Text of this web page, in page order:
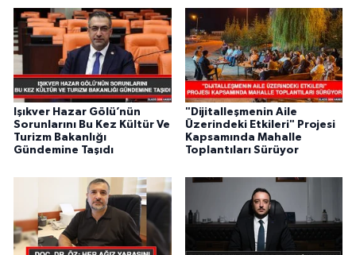
Işıkver Hazar Gölü’nün
Sorunlarını Bu Kez Kültür Ve
Turizm Bakanlığı
Gündemine Taşıdı
"Dijitalleşmenin Aile
Üzerindeki Etkileri" Projesi
Kapsamında Mahalle
Toplantıları Sürüyor